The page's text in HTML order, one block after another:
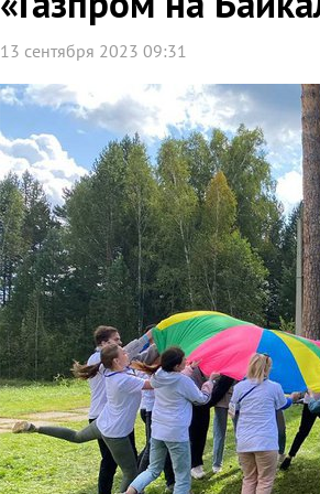
13 сентября 2023 09:31